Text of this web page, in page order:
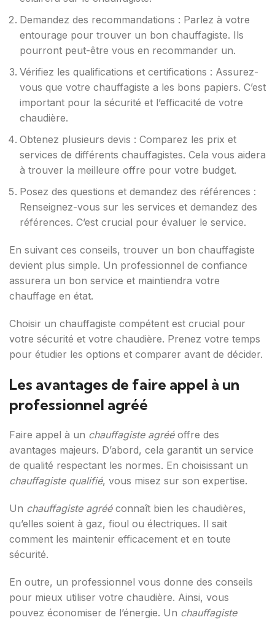
Demandez des recommandations : Parlez à votre
entourage pour trouver un bon chauffagiste. Ils
pourront peut-être vous en recommander un.
Vérifiez les qualifications et certifications : Assurez-
vous que votre chauffagiste a les bons papiers. C’est
important pour la sécurité et l’efficacité de votre
chaudière.
Obtenez plusieurs devis : Comparez les prix et
services de différents chauffagistes. Cela vous aidera
à trouver la meilleure offre pour votre budget.
Posez des questions et demandez des références :
Renseignez-vous sur les services et demandez des
références. C’est crucial pour évaluer le service.
En suivant ces conseils, trouver un bon chauffagiste
devient plus simple. Un professionnel de confiance
assurera un bon service et maintiendra votre
chauffage en état.
Choisir un chauffagiste compétent est crucial pour
votre sécurité et votre chaudière. Prenez votre temps
pour étudier les options et comparer avant de décider.
Les avantages de faire appel à un
professionnel agréé
Faire appel à un chauffagiste agrééoffre des
avantages majeurs. D’abord, cela garantit un service
de qualité respectant les normes. En choisissant un
chauffagiste qualifié, vous misez sur son expertise.
Un chauffagiste agrééconnaît bien les chaudières,
qu’elles soient à gaz, fioul ou électriques. Il sait
comment les maintenir efficacement et en toute
sécurité.
En outre, un professionnel vous donne des conseils
pour mieux utiliser votre chaudière. Ainsi, vous
pouvez économiser de l’énergie. Un chauffagiste